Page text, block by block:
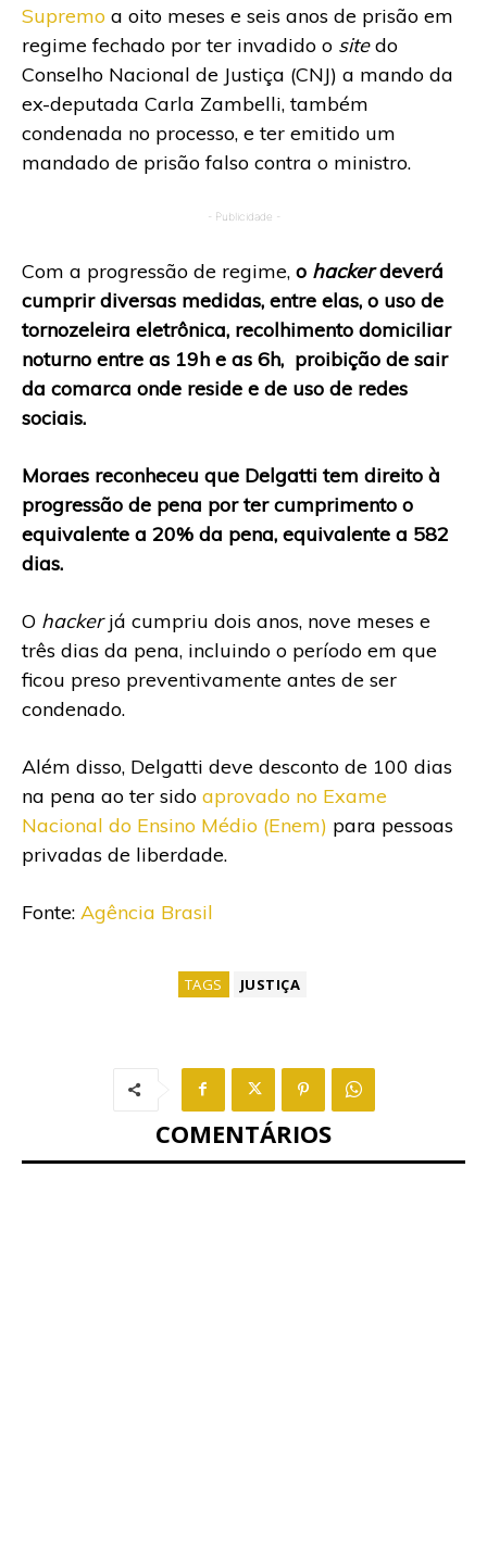
Supremo a oito meses e seis anos de prisão em
regime fechado por ter invadido o sitedo
Conselho Nacional de Justiça (CNJ) a mando da
ex-deputada Carla Zambelli, também
condenada no processo, e ter emitido um
mandado de prisão falso contra o ministro.
- Publicidade -
Com a progressão de regime, o hackerdeverá
cumprir diversas medidas, entre elas, o uso de
tornozeleira eletrônica, recolhimento domiciliar
noturno entre as 19h e as 6h, proibição de sair
da comarca onde reside e de uso de redes
sociais.
Moraes reconheceu que Delgatti tem direito à
progressão de pena por ter cumprimento o
equivalente a 20% da pena, equivalente a 582
dias.
O hackerjá cumpriu dois anos, nove meses e
três dias da pena, incluindo o período em que
ficou preso preventivamente antes de ser
condenado.
Além disso, Delgatti deve desconto de 100 dias
na pena ao ter sido aprovado no Exame
Nacional do Ensino Médio (Enem) para pessoas
privadas de liberdade.
Fonte: Agência Brasil
TAGS JUSTIÇA
COMENTÁRIOS